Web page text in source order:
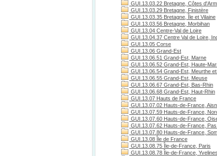
GUI.13.03.22 Bretagne, Côtes
GUI.13.03.29 Bretagne, Finistère
GUI.13.03.35 Bretagne, Île et Vilaine
GUI.13.03.56 Bretagne, Morbihan
GUI.13.04 Centre-Val de Loire
GUI.13.04.37 Centre Val de Loire,
GUI.13.05 Corse
GUI.13.06 Grand-Est
GUI.13.06.51 Grand-Est, Marne
GUI.13.06.52 Grand-Est, Haute-
GUI.13.06.54 Grand-Est, Meurthe
GUI.13.06.55 Grand-Est, Meuse
GUI.13.06.67 Grand-Est, Bas-Rhin
GUI.13.06.68 Grand-Est, Haut-Rhin
GUI.13.07 Hauts de France
GUI.13.07.02 Hauts-de-France,
GUI.13.07.59 Hauts-de-France,
GUI.13.07.60 Hauts-de-France,
GUI.13.07.62 Hauts-de-France,
GUI.13.07.80 Hauts-de-France,
GUI.13.08 Île de France
GUI.13.08.75 Île-de-France, Paris
GUI.13.08.78 Île-de-France,